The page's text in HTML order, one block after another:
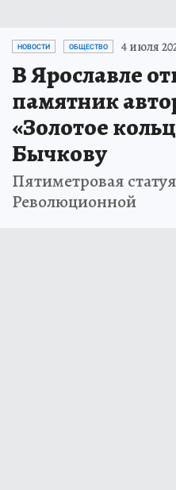
НОВОСТИ ОБЩЕСТВО 4 июля
В Ярославле
памятник
«Золотое
Бычкову
Пятиметровая
Революционной